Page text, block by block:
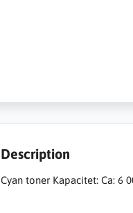
Description
Cyan toner Kapacitet: Ca: 6